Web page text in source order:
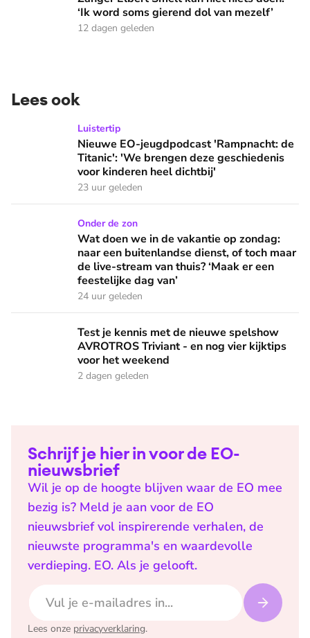
‘Ik word soms gierend dol van mezelf’
12 dagen geleden
Lees ook
Nieuwe EO-jeugdpodcast 'Rampnacht: de Titanic': 'We
Luistertip
Nieuwe EO-jeugdpodcast 'Rampnacht: de
Titanic': 'We brengen deze geschiedenis
voor kinderen heel dichtbij'
23 uur geleden
Wat doen we in de vakantie op zondag: naar een
Onder de zon
Wat doen we in de vakantie op zondag:
naar een buitenlandse dienst, of toch maar
de live-stream van thuis? ‘Maak er een
feestelijke dag van’
24 uur geleden
Test je kennis met de nieuwe spelshow AVROTROS
Test je kennis met de nieuwe spelshow
AVROTROS Triviant - en nog vier kijktips
voor het weekend
2 dagen geleden
Schrijf je hier in voor de EO-
nieuwsbrief
Wil je op de hoogte blijven waar de EO mee
bezig is? Meld je aan voor de EO
nieuwsbrief vol inspirerende verhalen, de
nieuwste programma's en waardevolle
verdieping. EO. Als je gelooft.
Lees onze privacyverklaring.